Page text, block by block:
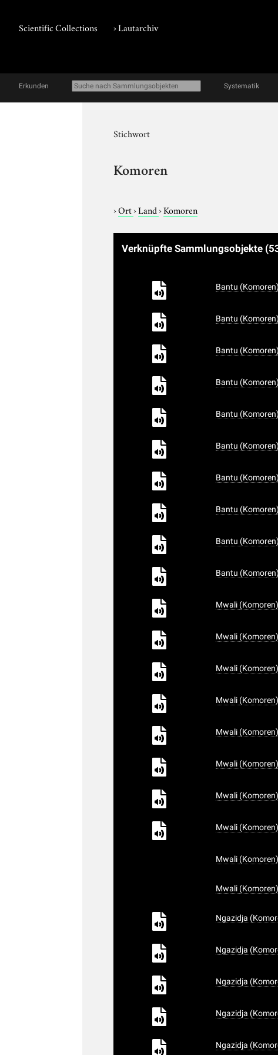
Scientific Collections ›Lautarchiv
Erkunden Systematik
Stichwort
Komoren
›Ort›Land›Komoren
Verknüpfte Sammlungsobjekte
Bantu
Bantu
Bantu
Bantu
Bantu
Bantu
Bantu
Bantu
Bantu
Bantu
Mwali
Mwali
Mwali
Mwali
Mwali
Mwali
Mwali
Mwali
Mwali
Mwali
Ngazidja
Ngazidja
Ngazidja
Ngazidja
Ngazidja